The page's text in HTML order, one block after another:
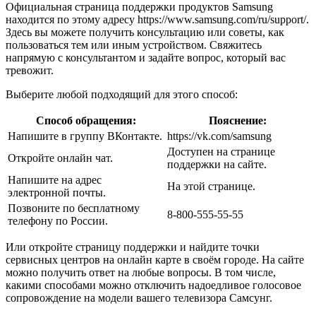
Официальная страница поддержки продуктов Samsung
находится по этому адресу https://www.samsung.com/ru/support/.
Здесь вы можете получить консультацию или советы, как
пользоваться тем или иным устройством. Свяжитесь
напрямую с консультантом и задайте вопрос, который вас
тревожит.
Выберите любой подходящий для этого способ:
Способ обращения:
Пояснение:
Напишите в группу ВКонтакте. https://vk.com/samsung
Откройте онлайн чат.
Доступен на странице
поддержки на сайте.
Напишите на адрес
электронной почты.
На этой странице.
Позвоните по бесплатному
телефону по России.
8-800-555-55-55
Или откройте страницу поддержки и найдите точки
сервисных центров на онлайн карте в своём городе. На сайте
можно получить ответ на любые вопросы. В том числе,
какими способами можно отключить надоедливое голосовое
сопровождение на модели вашего телевизора Самсунг.